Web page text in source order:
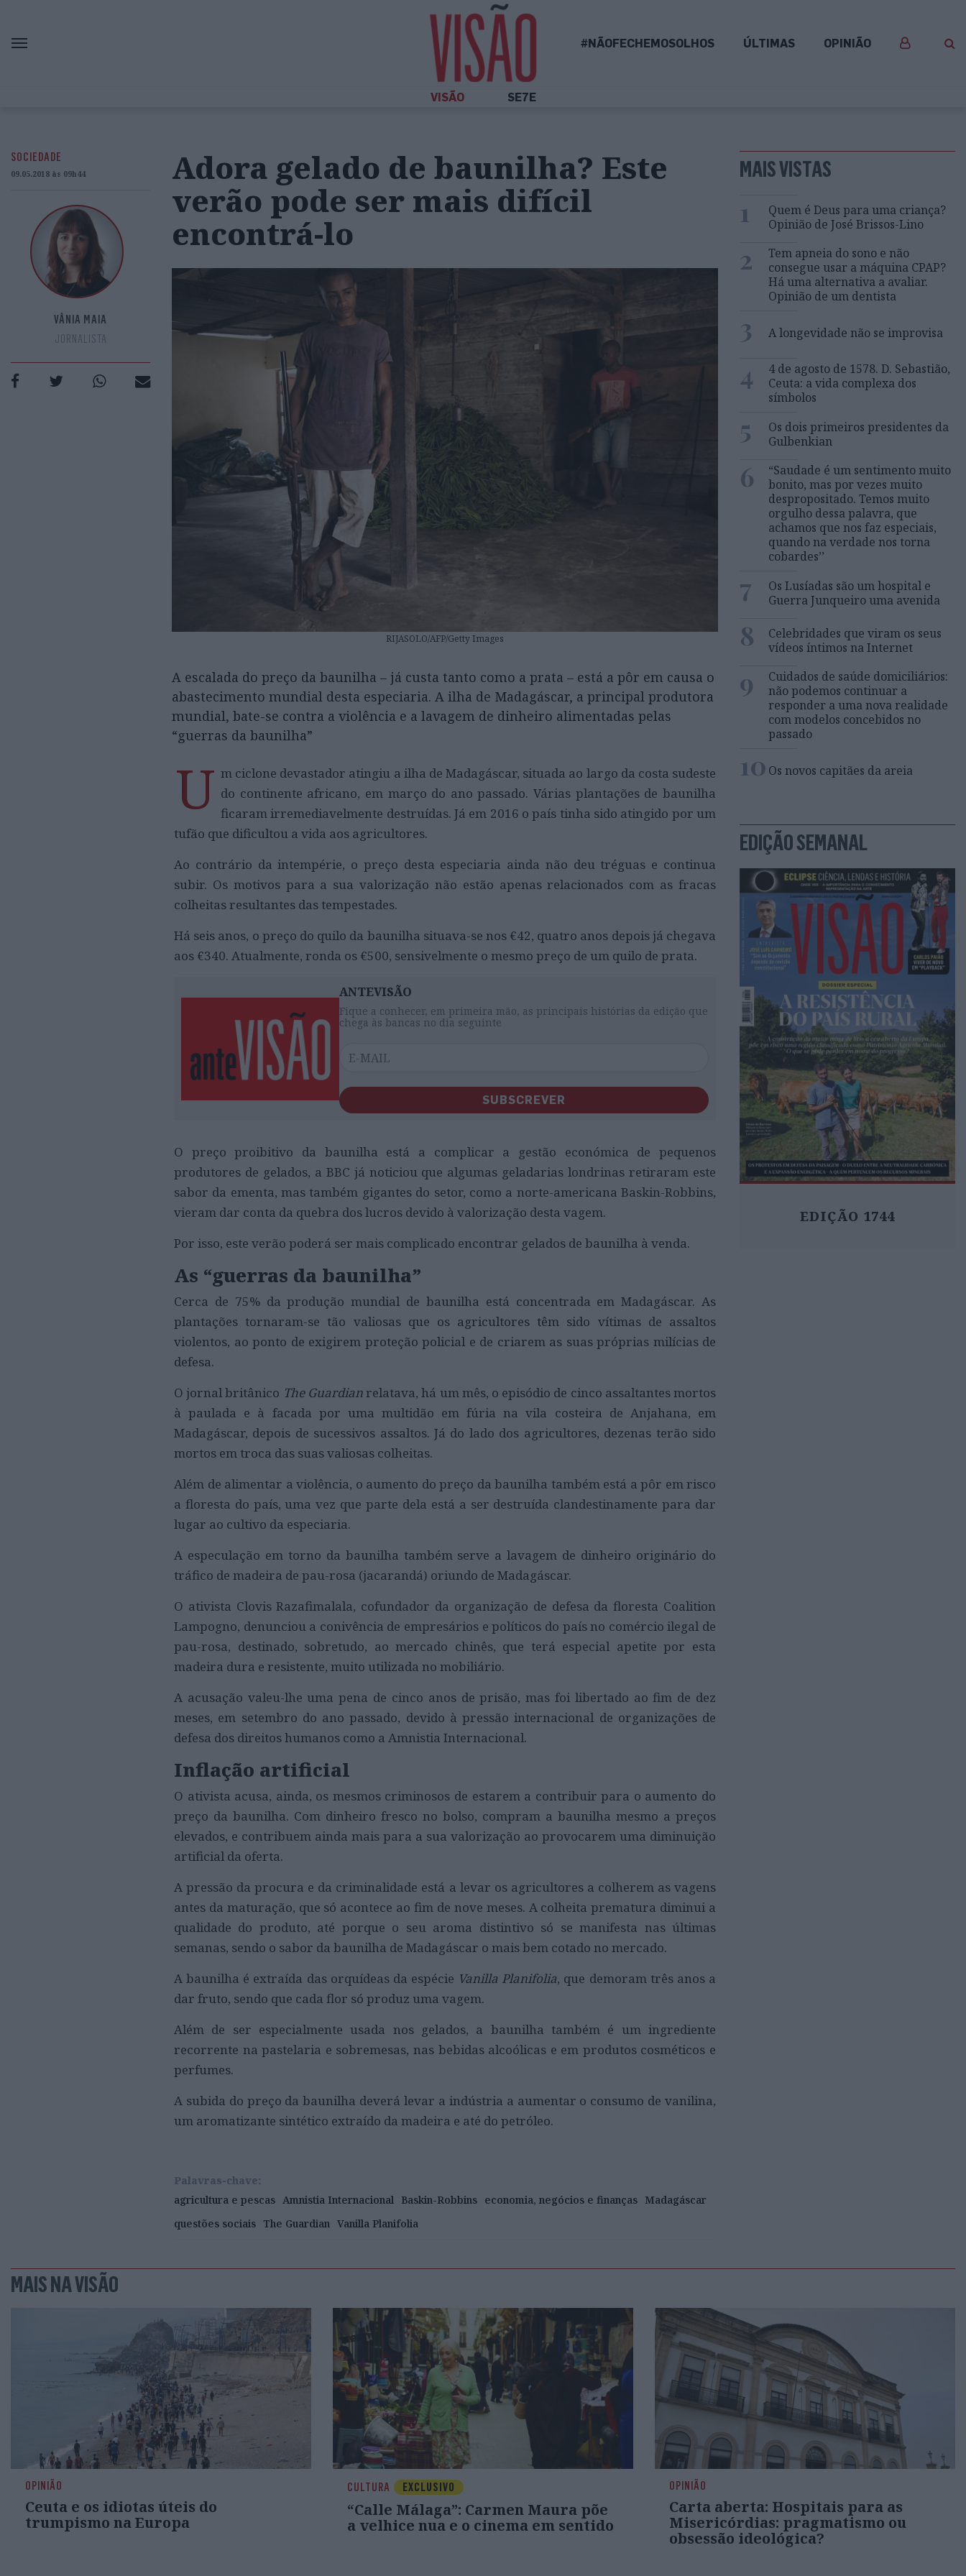
#NÃOFECHEMOSOLHOS ÚLTIMAS OPINIÃO
VISÃO SE7E
SOCIEDADE
09.05.2018 às 09h44
VÂNIA MAIA
JORNALISTA
Adora gelado de baunilha? Este
verão pode ser mais difícil
encontrá-lo
RIJASOLO/AFP/Getty Images
A escalada do preço da baunilha – já custa tanto como a prata – está a pôr em causa o
abastecimento mundial desta especiaria. A ilha de Madagáscar, a principal produtora
mundial, bate-se contra a violência e a lavagem de dinheiro alimentadas pelas
“guerras da baunilha”
U m ciclone devastador atingiu a ilha de Madagáscar, situada ao largo da costa sudeste
do continente africano, em março do ano passado. Várias plantações de baunilha
ficaram irremediavelmente destruídas. Já em 2016 o país tinha sido atingido por um
tufão que dificultou a vida aos agricultores.
Ao contrário da intempérie, o preço desta especiaria ainda não deu tréguas e continua
subir. Os motivos para a sua valorização não estão apenas relacionados com as fracas
colheitas resultantes das tempestades.
Há seis anos, o preço do quilo da baunilha situava-se nos €42, quatro anos depois já chegava
aos €340. Atualmente, ronda os €500, sensivelmente o mesmo preço de um quilo de prata.
ANTEVISÃO
Fique a conhecer, em primeira mão, as principais histórias da edição que
chega às bancas no dia seguinte
SUBSCREVER
O preço proibitivo da baunilha está a complicar a gestão económica de pequenos
produtores de gelados, a BBC já noticiou que algumas geladarias londrinas retiraram este
sabor da ementa, mas também gigantes do setor, como a norte-americana Baskin-Robbins,
vieram dar conta da quebra dos lucros devido à valorização desta vagem.
Por isso, este verão poderá ser mais complicado encontrar gelados de baunilha à venda.
As “guerras da baunilha”
Cerca de 75% da produção mundial de baunilha está concentrada em Madagáscar. As
plantações tornaram-se tão valiosas que os agricultores têm sido vítimas de assaltos
violentos, ao ponto de exigirem proteção policial e de criarem as suas próprias milícias de
defesa.
O jornal britânico The Guardianrelatava, há um mês, o episódio de cinco assaltantes mortos
à paulada e à facada por uma multidão em fúria na vila costeira de Anjahana, em
Madagáscar, depois de sucessivos assaltos. Já do lado dos agricultores, dezenas terão sido
mortos em troca das suas valiosas colheitas.
Além de alimentar a violência, o aumento do preço da baunilha também está a pôr em risco
a floresta do país, uma vez que parte dela está a ser destruída clandestinamente para dar
lugar ao cultivo da especiaria.
A especulação em torno da baunilha também serve a lavagem de dinheiro originário do
tráfico de madeira de pau-rosa (jacarandá) oriundo de Madagáscar.
O ativista Clovis Razafimalala, cofundador da organização de defesa da floresta Coalition
Lampogno, denunciou a conivência de empresários e políticos do país no comércio ilegal de
pau-rosa, destinado, sobretudo, ao mercado chinês, que terá especial apetite por esta
madeira dura e resistente, muito utilizada no mobiliário.
A acusação valeu-lhe uma pena de cinco anos de prisão, mas foi libertado ao fim de dez
meses, em setembro do ano passado, devido à pressão internacional de organizações de
defesa dos direitos humanos como a Amnistia Internacional.
Inflação artificial
O ativista acusa, ainda, os mesmos criminosos de estarem a contribuir para o aumento do
preço da baunilha. Com dinheiro fresco no bolso, compram a baunilha mesmo a preços
elevados, e contribuem ainda mais para a sua valorização ao provocarem uma diminuição
artificial da oferta.
A pressão da procura e da criminalidade está a levar os agricultores a colherem as vagens
antes da maturação, que só acontece ao fim de nove meses. A colheita prematura diminui a
qualidade do produto, até porque o seu aroma distintivo só se manifesta nas últimas
semanas, sendo o sabor da baunilha de Madagáscar o mais bem cotado no mercado.
A baunilha é extraída das orquídeas da espécie Vanilla Planifolia, que demoram três anos a
dar fruto, sendo que cada flor só produz uma vagem.
Além de ser especialmente usada nos gelados, a baunilha também é um ingrediente
recorrente na pastelaria e sobremesas, nas bebidas alcoólicas e em produtos cosméticos e
perfumes.
A subida do preço da baunilha deverá levar a indústria a aumentar o consumo de vanilina,
um aromatizante sintético extraído da madeira e até do petróleo.
Palavras-chave:
agricultura e pescas Amnistia Internacional Baskin-Robbins economia, negócios e finanças Madagáscar
questões sociais The Guardian Vanilla Planifolia
MAIS VISTAS
1
Quem é Deus para uma criança?
Opinião de José Brissos-Lino
2
Tem apneia do sono e não
consegue usar a máquina CPAP?
Há uma alternativa a avaliar.
Opinião de um dentista
3 A longevidade não se improvisa
4
4 de agosto de 1578. D. Sebastião,
Ceuta: a vida complexa dos
símbolos
5
Os dois primeiros presidentes da
Gulbenkian
6
“Saudade é um sentimento muito
bonito, mas por vezes muito
despropositado. Temos muito
orgulho dessa palavra, que
achamos que nos faz especiais,
quando na verdade nos torna
cobardes’’
7
Os Lusíadas são um hospital e
Guerra Junqueiro uma avenida
8
Celebridades que viram os seus
vídeos íntimos na Internet
9
Cuidados de saúde domiciliários:
não podemos continuar a
responder a uma nova realidade
com modelos concebidos no
passado
10 Os novos capitães da areia
EDIÇÃO SEMANAL
EDIÇÃO 1744
MAIS NA VISÃO
OPINIÃO
Ceuta e os idiotas úteis do
trumpismo na Europa
CULTURA EXCLUSIVO
“Calle Málaga”: Carmen Maura põe
a velhice nua e o cinema em sentido
OPINIÃO
Carta aberta: Hospitais para as
Misericórdias: pragmatismo ou
obsessão ideológica?